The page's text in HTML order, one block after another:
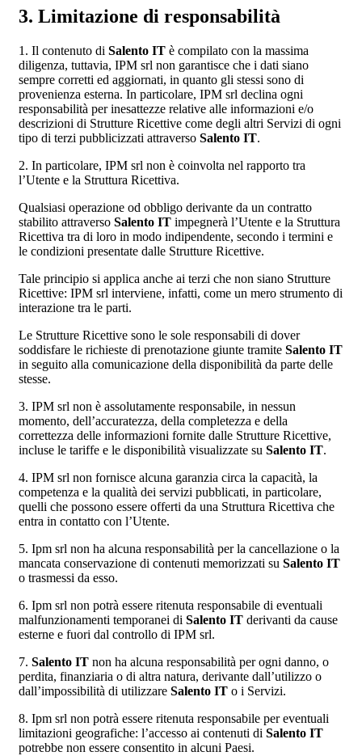
3. Limitazione di responsabilità
1. Il contenuto di Salento IT è compilato con la massima
diligenza, tuttavia, IPM srl non garantisce che i dati siano
sempre corretti ed aggiornati, in quanto gli stessi sono di
provenienza esterna. In particolare, IPM srl declina ogni
responsabilità per inesattezze relative alle informazioni e/o
descrizioni di Strutture Ricettive come degli altri Servizi di ogni
tipo di terzi pubblicizzati attraverso Salento IT.
2. In particolare, IPM srl non è coinvolta nel rapporto tra
l’Utente e la Struttura Ricettiva.
Qualsiasi operazione od obbligo derivante da un contratto
stabilito attraverso Salento IT impegnerà l’Utente e la Struttura
Ricettiva tra di loro in modo indipendente, secondo i termini e
le condizioni presentate dalle Strutture Ricettive.
Tale principio si applica anche ai terzi che non siano Strutture
Ricettive: IPM srl interviene, infatti, come un mero strumento di
interazione tra le parti.
Le Strutture Ricettive sono le sole responsabili di dover
soddisfare le richieste di prenotazione giunte tramite Salento IT
in seguito alla comunicazione della disponibilità da parte delle
stesse.
3. IPM srl non è assolutamente responsabile, in nessun
momento, dell’accuratezza, della completezza e della
correttezza delle informazioni fornite dalle Strutture Ricettive,
incluse le tariffe e le disponibilità visualizzate su Salento IT.
4. IPM srl non fornisce alcuna garanzia circa la capacità, la
competenza e la qualità dei servizi pubblicati, in particolare,
quelli che possono essere offerti da una Struttura Ricettiva che
entra in contatto con l’Utente.
5. Ipm srl non ha alcuna responsabilità per la cancellazione o la
mancata conservazione di contenuti memorizzati su Salento IT
o trasmessi da esso.
6. Ipm srl non potrà essere ritenuta responsabile di eventuali
malfunzionamenti temporanei di Salento IT derivanti da cause
esterne e fuori dal controllo di IPM srl.
7. Salento IT non ha alcuna responsabilità per ogni danno, o
perdita, finanziaria o di altra natura, derivante dall’utilizzo o
dall’impossibilità di utilizzare Salento IT o i Servizi.
8. Ipm srl non potrà essere ritenuta responsabile per eventuali
limitazioni geografiche: l’accesso ai contenuti di Salento IT
potrebbe non essere consentito in alcuni Paesi.